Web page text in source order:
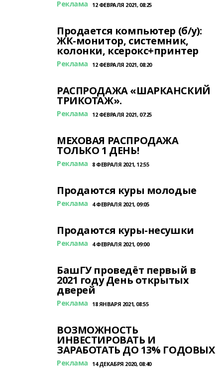
Реклама 12 ФЕВРАЛЯ 2021, 08:25
Продается компьютер (б/у):
ЖК-монитор, системник,
колонки, ксерокс+принтер
Реклама 12 ФЕВРАЛЯ 2021, 08:20
РАСПРОДАЖА «ШАРКАНСКИЙ
ТРИКОТАЖ».
Реклама 12 ФЕВРАЛЯ 2021, 07:25
МЕХОВАЯ РАСПРОДАЖА
ТОЛЬКО 1 ДЕНЬ!
Реклама 8 ФЕВРАЛЯ 2021, 12:55
Продаются куры молодые
Реклама 4 ФЕВРАЛЯ 2021, 09:05
Продаются куры-несушки
Реклама 4 ФЕВРАЛЯ 2021, 09:00
БашГУ проведёт первый в
2021 году День открытых
дверей
Реклама 18 ЯНВАРЯ 2021, 08:55
ВОЗМОЖНОСТЬ
ИНВЕСТИРОВАТЬ И
ЗАРАБОТАТЬ ДО 13% ГОДОВЫХ
Реклама 14 ДЕКАБРЯ 2020, 08:40